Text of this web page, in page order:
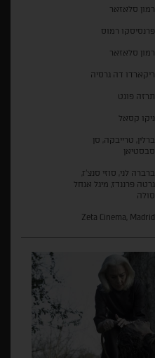
רמון סלאזאר
פרנסיסקו רמוס
רמון סלאזאר
ריקארדו דה גרסיה
תרזה פונט
ניקו קסאל
ברלין, טרייבקה, סן
סבסטיאן
ברברה לני, סוזי סנצ'ז,
גרטה פרננדז, מיגל אנחל
סולה
Zeta Cinema, Madrid